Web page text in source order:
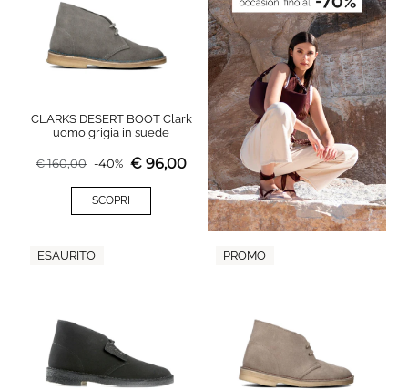
CLARKS DESERT BOOT Clark
uomo grigia in suede
€160,00 -40% € 96,00
SCOPRI
ESAURITO PROMO